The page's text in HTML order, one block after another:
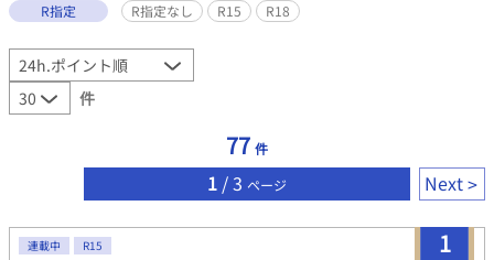
R指定
R指定なし R15 R18
件
77 件
1 / 3 ページ Next
1
連載中 R15